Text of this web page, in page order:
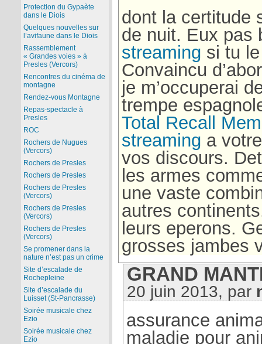
dont la certitude
de nuit. Eux pas
streaming si tu
Convaincu
je m’occuperai
trempe
Total Recall
streaming a
vos discours.
les armes
une vaste
autres
leurs eperons.
grosses jambes
GRAND
20 juin 2013, par
assurance
maladie pour
Protection du Gypaète
dans le Diois
Quelques nouvelles sur
l’avifaune dans le Diois
Rassemblement
« Grandes voies » à
Presles (Vercors)
Rencontres du cinéma de
montagne
Rendez-vous Montagne
Repas-spectacle à
Presles
ROC
Rochers de Nugues
(Vercors)
Rochers de Presles
Rochers de Presles
Rochers de Presles
(Vercors)
Rochers de Presles
(Vercors)
Rochers de Presles
(Vercors)
Se promener dans la
nature n’est pas un crime
Site d’escalade de
Rochepleine
Site d’escalade du
Luisset (St-Pancrasse)
Soirée musicale chez
Ezio
Soirée musicale chez
Ezio